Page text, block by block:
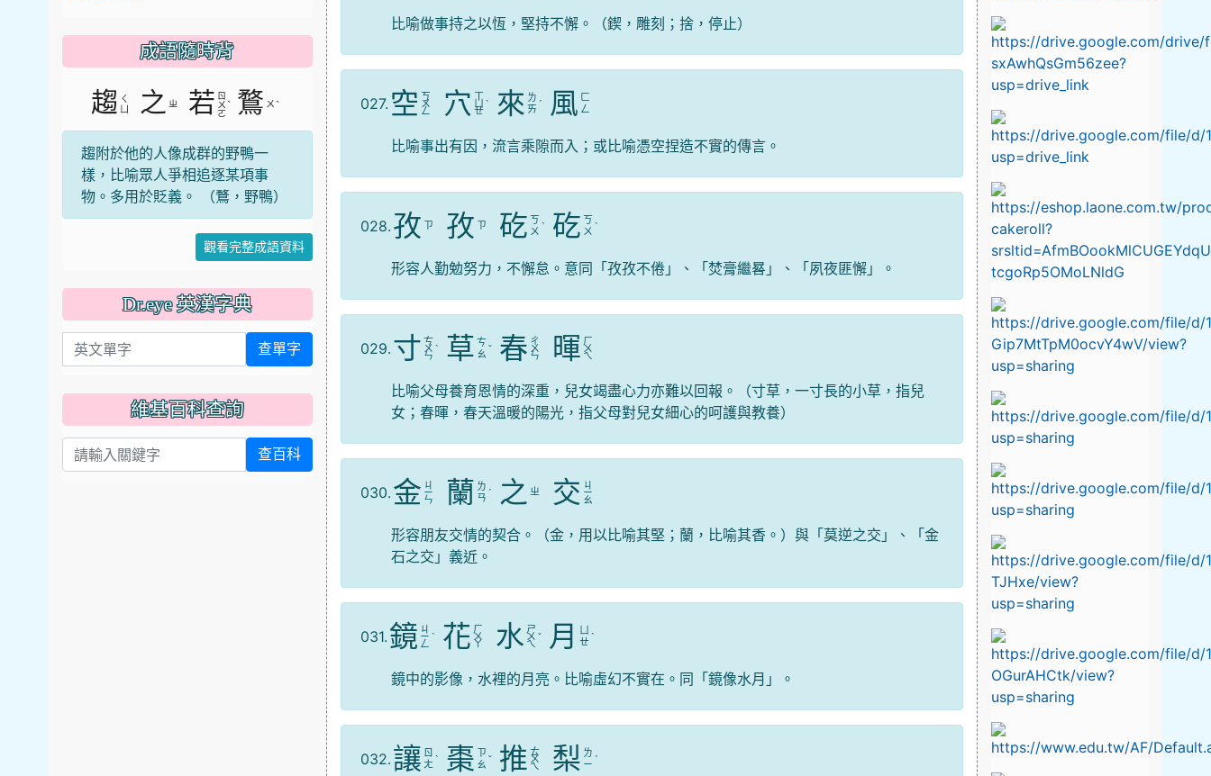
比喻做事持之以恆，堅持不懈。（鍥，雕刻；捨，停止）
027. 空 ㄎ
ㄨ
ㄥ 穴 ㄒ
ㄩ
ㄝ
ˋ 來 ㄌ
ㄞ ˊ 風 ㄈ
ㄥ
比喻事出有因，流言乘隙而入；或比喻憑空捏造不實的傳言。
028. 孜 ㄗ 孜 ㄗ 矻 ㄎ
ㄨ ˋ 矻 ㄎ
ㄨ ˋ
形容人勤勉努力，不懈怠。意同「孜孜不倦」、「焚膏繼晷」、「夙夜匪懈」。
029. 寸 ㄘ
ㄨ
ㄣ
ˋ 草 ㄘ
ㄠ ˇ 春 ㄔ
ㄨ
ㄣ 暉 ㄏ
ㄨ
ㄟ
比喻父母養育恩情的深重，兒女竭盡心力亦難以回報。（寸草，一寸長的小草，指兒
女；春暉，春天溫暖的陽光，指父母對兒女細心的呵護與教養）
030. 金 ㄐ
ㄧ
ㄣ 蘭 ㄌ
ㄢ ˊ 之 ㄓ 交 ㄐ
ㄧ
ㄠ
形容朋友交情的契合。（金，用以比喻其堅；蘭，比喻其香。）與「莫逆之交」、「金
石之交」義近。
031. 鏡 ㄐ
ㄧ
ㄥ
ˋ 花 ㄏ
ㄨ
ㄚ 水 ㄕ
ㄨ
ㄟ
ˇ 月
ㄝˋ
鏡中的影像，水裡的月亮。比喻虛幻不實在。同「鏡像水月」。
032. 讓 ㄖ
ㄤ ˋ 棗 ㄗ
ㄠ ˇ 推 ㄊ
ㄨ
ㄟ 梨 ㄌ
ㄧ ˊ
成語隨時背
趨 ㄑ
之 ㄓ 若 ㄖ
ㄨ
ㄛ
ˋ 鶩 ㄨ ˋ
趨附於他的人像成群的野鴨一
樣，比喻眾人爭相追逐某項事
物。多用於貶義。 （鶩，野鴨）
觀看完整成語資料
Dr.eye 英漢字典
英文單字 查單字
維基百科查詢
查百科